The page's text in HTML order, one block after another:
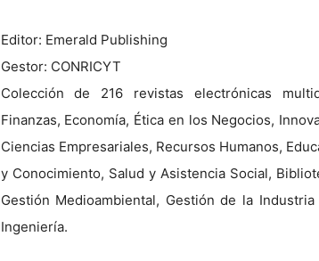
Editor: Emerald Publishing
Gestor: CONRICYT
Colección de 216 revistas electrónicas
Finanzas, Economía, Ética en los Negocios,
Ciencias Empresariales, Recursos Humanos,
y Conocimiento, Salud y Asistencia Social,
Gestión Medioambiental, Gestión de la
Ingeniería.